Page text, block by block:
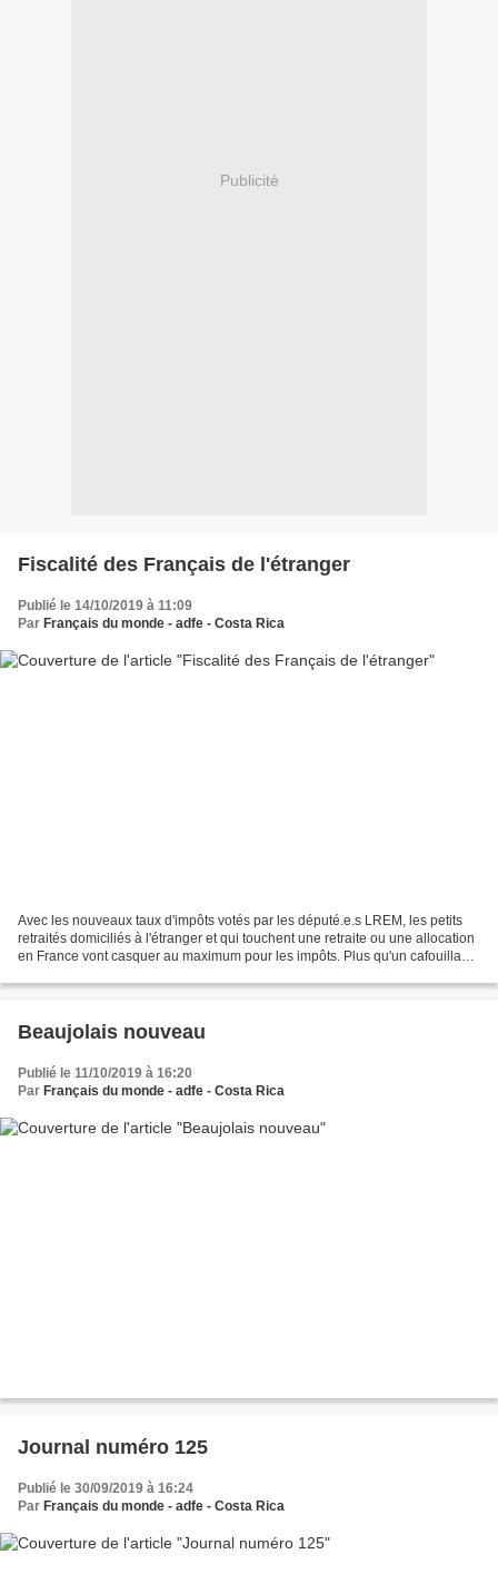
Publicité
Fiscalité des Français de l'étranger
Publié le 14/10/2019 à 11:09
Par Français du monde - adfe - Costa Rica
Avec les nouveaux taux d'impôts votés par les député.e.s LREM, les petits
retraités domiciliés à l'étranger et qui touchent une retraite ou une allocation
en France vont casquer au maximum pour les impôts. Plus qu'un cafouillage,
Beaujolais nouveau
Publié le 11/10/2019 à 16:20
Par Français du monde - adfe - Costa Rica
Journal numéro 125
Publié le 30/09/2019 à 16:24
Par Français du monde - adfe - Costa Rica